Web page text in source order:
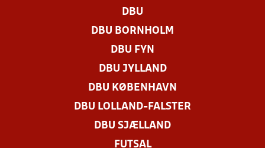
DBU
DBU BORNHOLM
DBU FYN
DBU JYLLAND
DBU KØBENHAVN
DBU LOLLAND-FALSTER
DBU SJÆLLAND
FUTSAL